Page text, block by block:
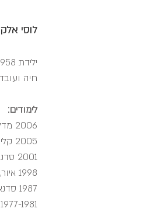
לוסי
ילידת 1958, אורגוואי. עוסקת בציור ובמיצב.
חיה
לימודים:
2006 מדליה אמנותית, אולג גבריזון, בי"ס בסיס
2005 קליגרפיה, לאו ריי, בי"ס בסיס
2001 סדנא פעילה בקליגרפיה, פרופ' גורסקס מליטא, בי"ס בסיס
1998 איור, דליה משולם, מכון אבני, תל-אביב
1987 סדנא פעילה עם יאיר גרבוז, מכללת בית ברל
1977-1981 המדרשה למורים לאמנות, מורה בכירה